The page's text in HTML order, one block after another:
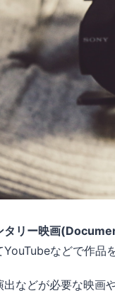
タリー映画
などで作品
などが必要な映画